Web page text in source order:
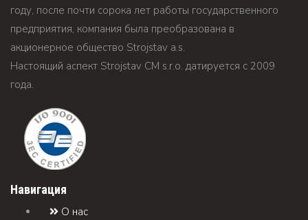
году, после почти сорока лет работы государственного
предприятия, компания была преобразована в
акционерное общество Strojstav а.s.
Настоящий аспект Strojstav CM s.r.o. датируется c 2009
года.
Навигация
О нас